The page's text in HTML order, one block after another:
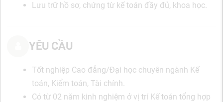
Lưu trữ hồ sơ, chứng từ kế toán đầy đủ, khoa học.
YÊU CẦU
Tốt nghiệp Cao đẳng/Đại học chuyên ngành Kế
toán, Kiểm toán, Tài chính.
Có từ 02 năm kinh nghiệm ở vị trí Kế toán tổng hợp